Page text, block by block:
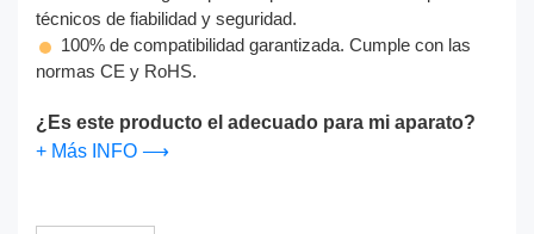
técnicos de fiabilidad y seguridad.
100% de compatibilidad garantizada. Cumple con las
normas CE y RoHS.
¿Es este producto el adecuado para mi aparato?
+ Más INFO ⟶